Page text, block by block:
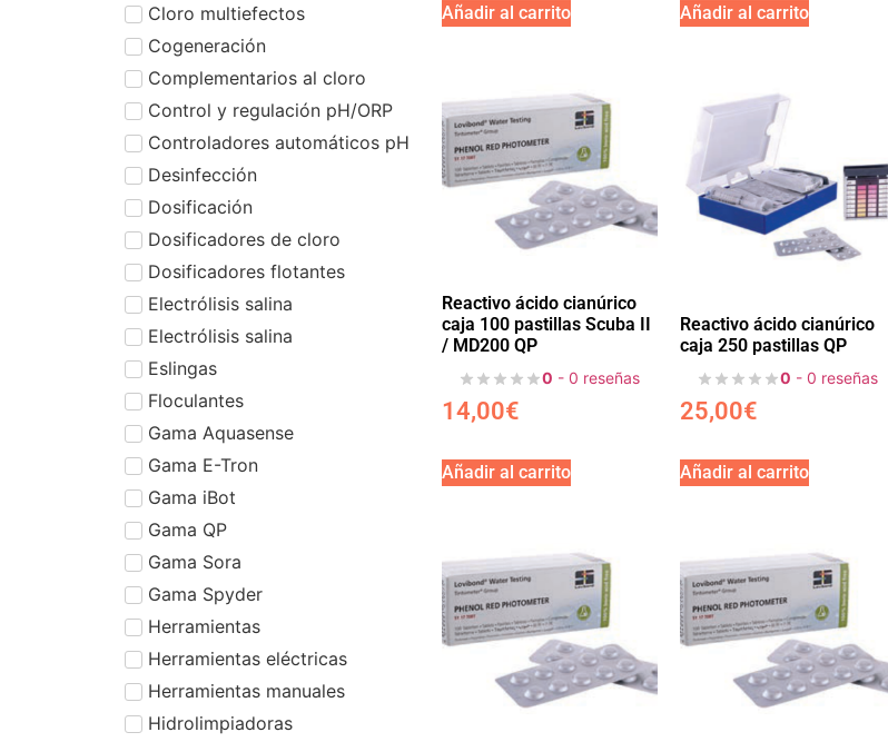
Cloro multiefectos
Cogeneración
Complementarios al cloro
Control y regulación pH/ORP
Controladores automáticos pH
Desinfección
Dosificación
Dosificadores de cloro
Dosificadores flotantes
Electrólisis salina
Electrólisis salina
Eslingas
Floculantes
Gama Aquasense
Gama E-Tron
Gama iBot
Gama QP
Gama Sora
Gama Spyder
Herramientas
Herramientas eléctricas
Herramientas manuales
Hidrolimpiadoras
Añadir al carrito Añadir al carrito
Reactivo ácido cianúrico
caja 100 pastillas Scuba II
/ MD200 QP
0 - 0 reseñas
14,00€
Añadir al carrito
Reactivo ácido cianúrico
caja 250 pastillas QP
0 - 0 reseñas
25,00€
Añadir al carrito